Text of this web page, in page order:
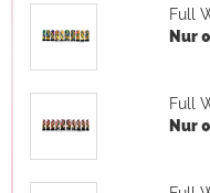
Full
Nur
Full
Nur